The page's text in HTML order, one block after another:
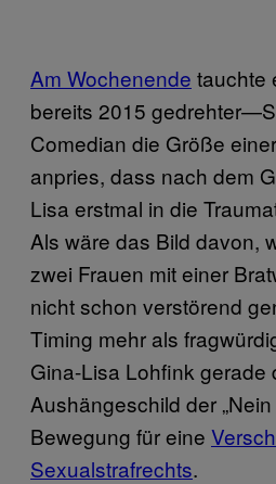
Am Wochenende tauchte
bereits 2015
Comedian die Größe
anpries, dass nach dem
Lisa erstmal in die
Als wäre das Bild davon,
zwei Frauen mit einer
nicht schon verstörend
Timing mehr als
Gina-Lisa Lohfink gerade
Aushängeschild der
Bewegung für eine
Sexualstrafrechts.